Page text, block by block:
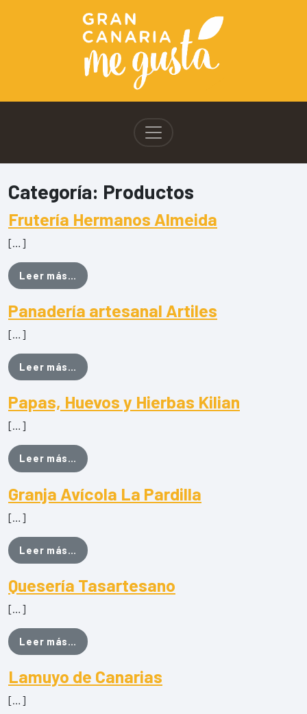
Categoría: Productos
Frutería Hermanos Almeida
[…]
Leer más… from Frutería Hermanos Almeida
Panadería artesanal Artiles
[…]
Leer más… from Panadería artesanal Artiles
Papas, Huevos y Hierbas Kilian
[…]
Leer más… from Papas, Huevos y Hierbas Kilian
Granja Avícola La Pardilla
[…]
Leer más… from Granja Avícola La Pardilla
Quesería Tasartesano
[…]
Leer más… from Quesería Tasartesano
Lamuyo de Canarias
[…]